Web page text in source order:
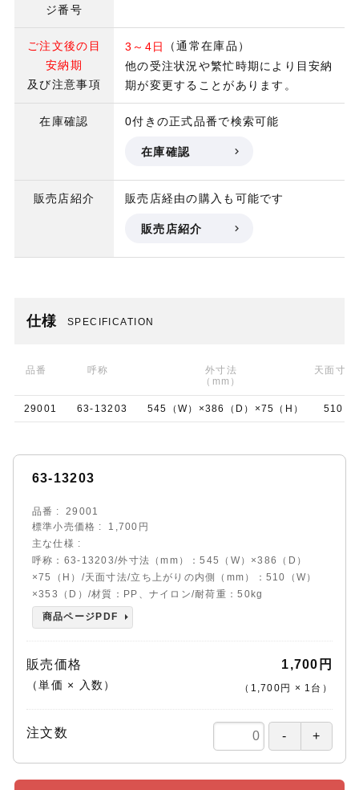
ジ番号
ご注文後の目
安納期
及び注意事項
3～4日
（通常在庫品）
他の受注状況や繁忙時期により目安納
期が変更することがあります。
在庫確認 0付きの正式品番で検索可能
在庫確認
販売店紹介 販売店経由の購入も可能です
販売店紹介
仕様 SPECIFICATION
品番 呼称
外寸法
（mm）
天面寸
29001 63-13203 545（W）×386（D）×75（H） 510（
63-13203
品番
29001
標準小売価格
1,700円
主な仕様
呼称：63-13203/外寸法（mm）：545（W）×386（D）
×75（H）/天面寸法/立ち上がりの内側（mm）：510（W）
×353（D）/材質：PP、ナイロン/耐荷重：50kg
商品ページPDF
販売価格
（単価 × 入数）
1,700円
（ 1,700円 × 1 台 ）
注文数